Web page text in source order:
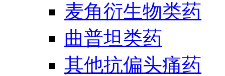
麦角衍生物类药
曲普坦类药
其他抗偏头痛药